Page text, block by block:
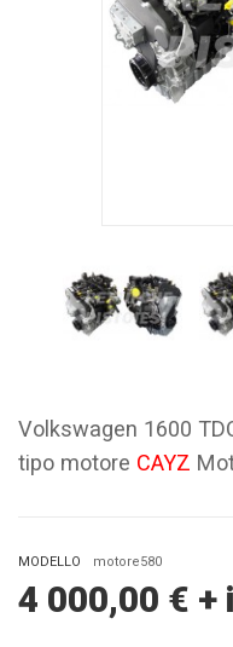
Volkswagen 1600
tipo motore CAYZ
MODELLO motore580
4 000,00 € +